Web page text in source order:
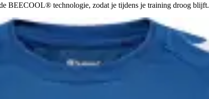
BEECOOL® technologie, zodat je tijdens je training droog blijft.